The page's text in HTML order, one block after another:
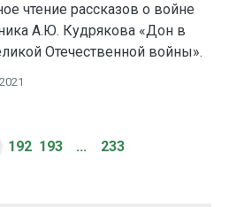
чтение рассказов о войне
А.Ю. Кудрякова «Дон в
Отечественной войны».
192 193 ... 233